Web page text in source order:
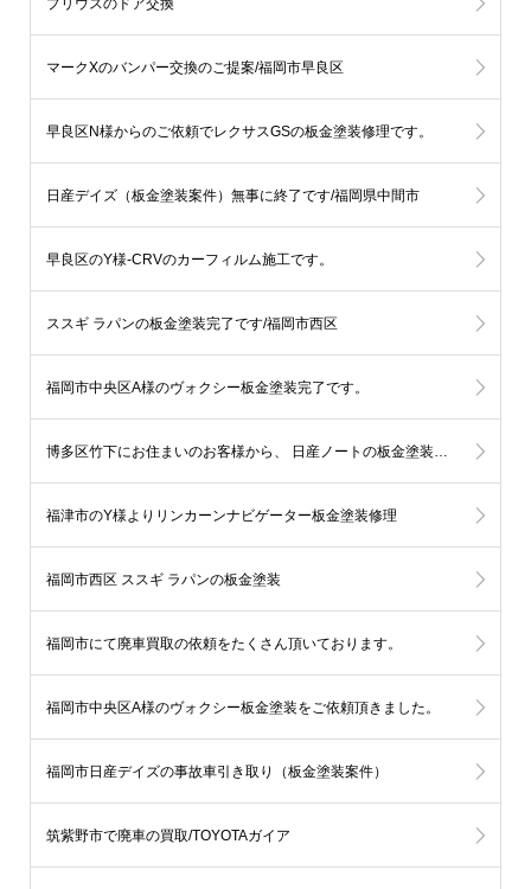
プリウスのドア交換
マークXのバンパー交換のご提案/福岡市早良区
早良区N様からのご依頼でレクサスGSの板金塗装修理です。
日産デイズ（板金塗装案件）無事に終了です/福岡県中間市
早良区のY様-CRVのカーフィルム施工です。
ススギ ラパンの板金塗装完了です/福岡市西区
福岡市中央区A様のヴォクシー板金塗装完了です。
博多区竹下にお住まいのお客様から、 日産ノートの板金塗装をご依頼頂いております。
福津市のY様よりリンカーンナビゲーター板金塗装修理
福岡市西区 ススギ ラパンの板金塗装
福岡市にて廃車買取の依頼をたくさん頂いております。
福岡市中央区A様のヴォクシー板金塗装をご依頼頂きました。
福岡市日産デイズの事故車引き取り（板金塗装案件）
筑紫野市で廃車の買取/TOYOTAガイア